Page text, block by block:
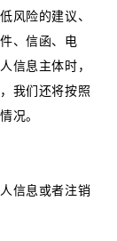
风险的建议、
、信函、电
信息主体时，
我们还将按照
况。
信息或者注销